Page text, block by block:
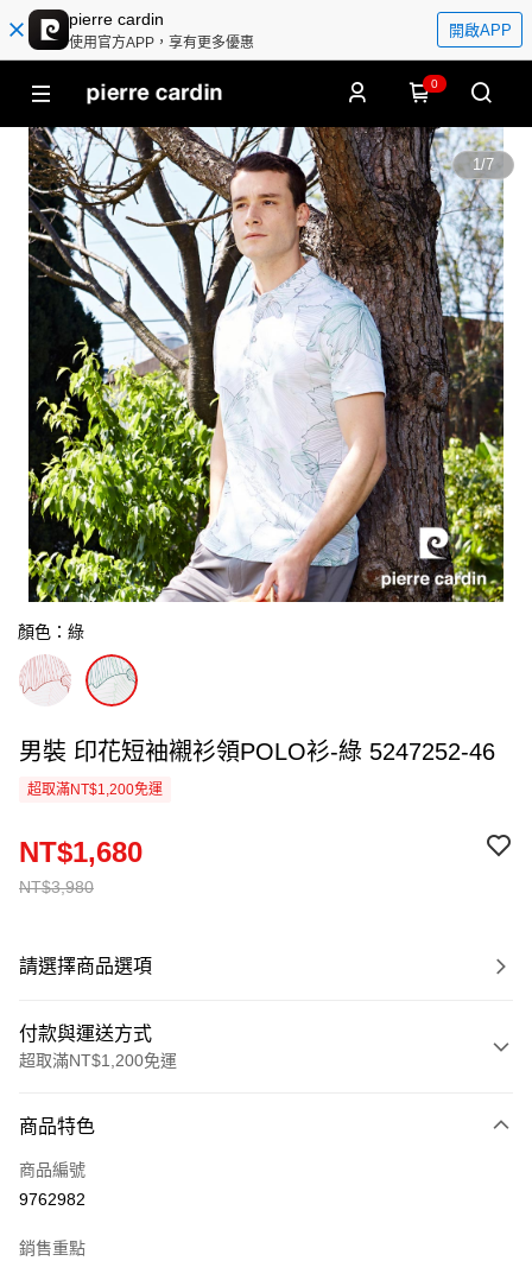
pierre cardin
使用官方APP，享有更多優惠
開啟APP
0
1/7
顏色：綠
男裝 印花短袖襯衫領POLO衫-綠 5247252-46
超取滿NT$1,200免運
NT$3,980
NT$1,680
請選擇商品選項
付款與運送方式
超取滿NT$1,200免運
信用卡一次付款
超商取貨付款
商品特色
商品編號
9762982
銷售重點